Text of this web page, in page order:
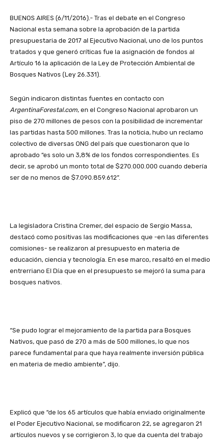
BUENOS AIRES (6/11/2016).- Tras el debate en el Congreso
Nacional esta semana sobre la aprobación de la partida
presupuestaria de 2017 al Ejecutivo Nacional, uno de los puntos
tratados y que generó críticas fue la asignación de fondos al
Artículo 16 la aplicación de la Ley de Protección Ambiental de
Bosques Nativos (Ley 26.331).
Según indicaron distintas fuentes en contacto con
ArgentinaForestal.com, en el Congreso Nacional aprobaron un
piso de 270 millones de pesos con la posibilidad de incrementar
las partidas hasta 500 millones. Tras la noticia, hubo un reclamo
colectivo de diversas ONG del país que cuestionaron que lo
aprobado “es solo un 3,8% de los fondos correspondientes. Es
decir, se aprobó un monto total de $270.000.000 cuando debería
ser de no menos de $7.090.859.612”.
La legisladora Cristina Cremer, del espacio de Sergio Massa,
destacó como positivas las modificaciones que -en las diferentes
comisiones- se realizaron al presupuesto en materia de
educación, ciencia y tecnología. En ese marco, resaltó en el medio
entrerriano El Día que en el presupuesto se mejoró la suma para
bosques nativos.
“Se pudo lograr el mejoramiento de la partida para Bosques
Nativos, que pasó de 270 a más de 500 millones, lo que nos
parece fundamental para que haya realmente inversión pública
en materia de medio ambiente”, dijo.
Explicó que “de los 65 artículos que había enviado originalmente
el Poder Ejecutivo Nacional, se modificaron 22, se agregaron 21
artículos nuevos y se corrigieron 3, lo que da cuenta del trabajo